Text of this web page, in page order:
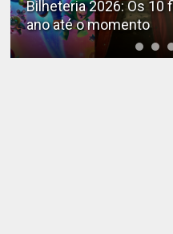
X-Men no MCU:
além do reboot